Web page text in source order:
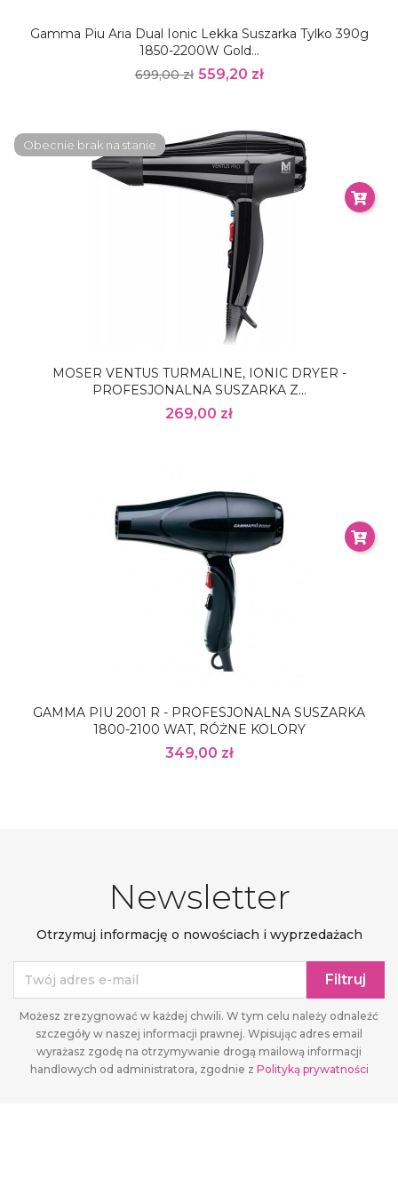
Gamma Piu Aria Dual Ionic Lekka Suszarka Tylko 390g
1850-2200W Gold...
699,00 zł 559,20 zł
MOSER VENTUS TURMALINE, IONIC DRYER -
PROFESJONALNA SUSZARKA Z...
269,00 zł
Obecnie brak na stanie
GAMMA PIU 2001 R - PROFESJONALNA SUSZARKA
1800-2100 WAT, RÓŻNE KOLORY
349,00 zł
Newsletter
Otrzymuj informację o nowościach i wyprzedażach
Możesz zrezygnować w każdej chwili. W tym celu należy odnaleźć
szczegóły w naszej informacji prawnej. Wpisując adres email
wyrażasz zgodę na otrzymywanie drogą mailową informacji
handlowych od administratora, zgodnie z Polityką prywatności